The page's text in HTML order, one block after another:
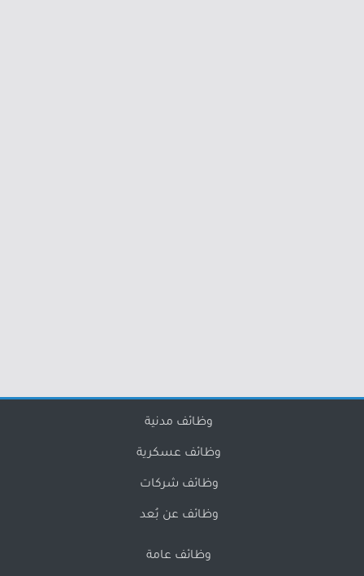
وظائف مدنية
وظائف عسكرية
وظائف شركات
وظائف عن بُعد
وظائف عامة